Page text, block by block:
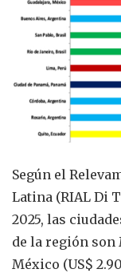
Según el
Latina (RIAL Di
2025, las
de la región son
México (US$